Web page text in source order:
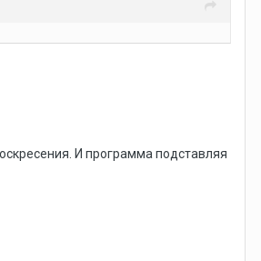
И программа подставляя